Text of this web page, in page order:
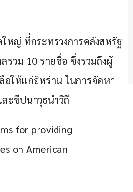
หญ่ ที่กระทรวงการคลังสหรัฐ
วม 10 รายชื่อ ซึ่งรวมถึงผู้
อให้แก่อิหร่าน ในการจัดหา
ะขีปนาวุธนำวิถี
for providing
on American